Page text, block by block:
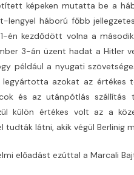
képeken mutatta be a
lengyel háború főbb
én kezdődött volna a
3-án üzent hadat a Hitler
például a nyugati
azokat az értékes
és az utánpótlás szállítás
külön értékes volt az a
tudták látni, akik végül Berlinig
előadást ezúttal a Marcali